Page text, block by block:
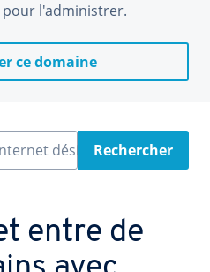
l'administrer.
ce domaine
désiréeRechercher
entre de